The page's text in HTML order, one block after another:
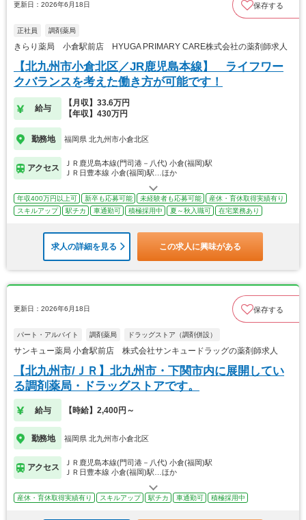
更新日：2026年6月18日 保存する
正社員 調剤薬局
きらり薬局 小倉駅前店 HYUGA PRIMARY CARE株式会社の薬剤師求人
【北九州市小倉北区／JR鹿児島本線】 ライフワー
クバランスを考えた働き方が可能です！
給与
【月収】33.6万円
【年収】430万円
勤務地 福岡県 北九州市小倉北区
アクセス
ＪＲ鹿児島本線(門司港－八代) 小倉(福岡)駅
ＪＲ日豊本線 小倉(福岡)駅…ほか
年収400万円以上可 新卒も応募可能 未経験者も応募可能
産休・育休取得実績有り
スキルアップ
駅チカ 車通勤可 積極採用中 夏～秋入職可 在宅業務あり
求人の詳細を見る この求人に興味がある
更新日：2026年6月18日 保存する
パート・アルバイト 調剤薬局 ドラッグストア（調剤併設）
サンキュー薬局 小倉駅前店 株式会社サンキュードラッグの薬剤師求人
【北九州市/ＪＲ】北九州市・下関市内に展開してい
る調剤薬局・ドラッグストアです。
給与 【時給】2,400円～
勤務地 福岡県 北九州市小倉北区
アクセス
ＪＲ鹿児島本線(門司港－八代) 小倉(福岡)駅
ＪＲ日豊本線 小倉(福岡)駅…ほか
産休・育休取得実績有り スキルアップ 駅チカ 車通勤可 積極採用中